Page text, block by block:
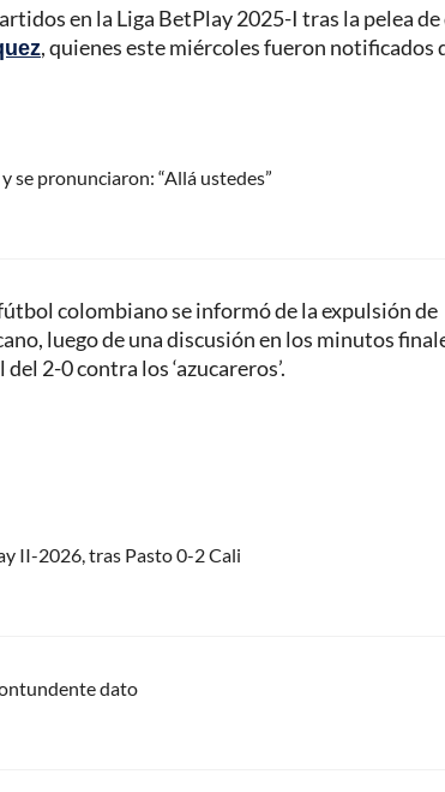
en la Liga BetPlay 2025-I tras la pelea de
, quienes este miércoles fueron notificados
y se pronunciaron: “Allá ustedes”
colombiano se informó de la expulsión de
luego de una discusión en los minutos
2-0 contra los ‘azucareros’.
II-2026, tras Pasto 0-2 Cali
dato